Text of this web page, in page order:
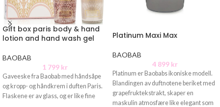
Gift box paris body & hand
lotion and hand wash gel
BAOBAB
1 799 kr
Gaveeske fra Baobab med håndsåpe
og kropp- og håndkrem i duften Paris.
Flaskene er av glass, og er like fine
Platinum Maxi Max
BAOBAB
4 899 kr
Platinum er Baobabs ikoniske modell.
Blandingen av duftnotene beriket med
grapefruktekstrakt, skaper en
maskulin atmosfære like elegant som